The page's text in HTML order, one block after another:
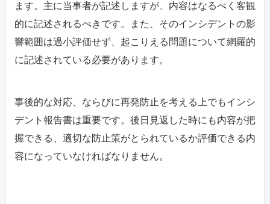
ます。主に当事者が記述しますが、内容はなるべく客観
的に記述されるべきです。また、そのインシデントの影
響範囲は過小評価せず、起こりえる問題について網羅的
に記述されている必要があります。
事後的な対応、ならびに再発防止を考える上でもインシ
デント報告書は重要です。後日見返した時にも内容が把
握できる、適切な防止策がとられているか評価できる内
容になっていなければなりません。